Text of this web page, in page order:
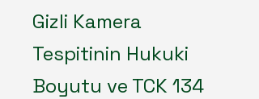
Gizli Kamera
Tespitinin Hukuki
Boyutu ve TCK 134